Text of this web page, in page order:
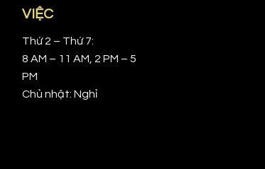
VIỆC
Thứ 2 – Thứ 7:
8 AM – 11 AM, 2 PM – 5
PM
Chủ nhật: Nghỉ